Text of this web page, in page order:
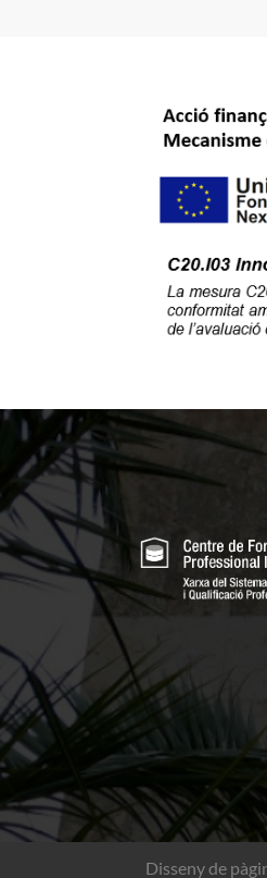
Disseny de